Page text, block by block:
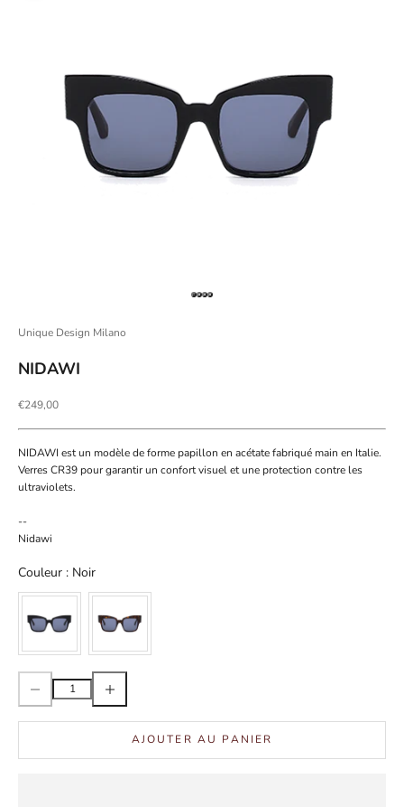
Aller à l'élément 1
Aller à l'élément 2
Aller à l'élément 3
Aller à l'élément 4
Unique Design Milano
NIDAWI
Prix de vente
€249,00
NIDAWI est un modèle de forme papillon en acétate fabriqué main en Italie.
Verres CR39 pour garantir un confort visuel et une protection contre les
ultraviolets.
--
Nidawi
Couleur : NoirCouleur
Diminuer la quantité
AJOUTER AU PANIER